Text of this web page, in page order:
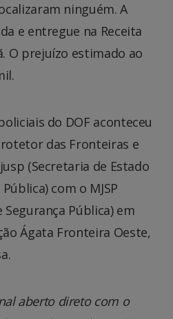
ninguém. A
e entregue na Receita
O prejuízo estimado ao
do DOF aconteceu
das Fronteiras e
(Secretaria de Estado
com o MJSP
Pública) em
Ágata Fronteira Oeste,
aberto direto com o